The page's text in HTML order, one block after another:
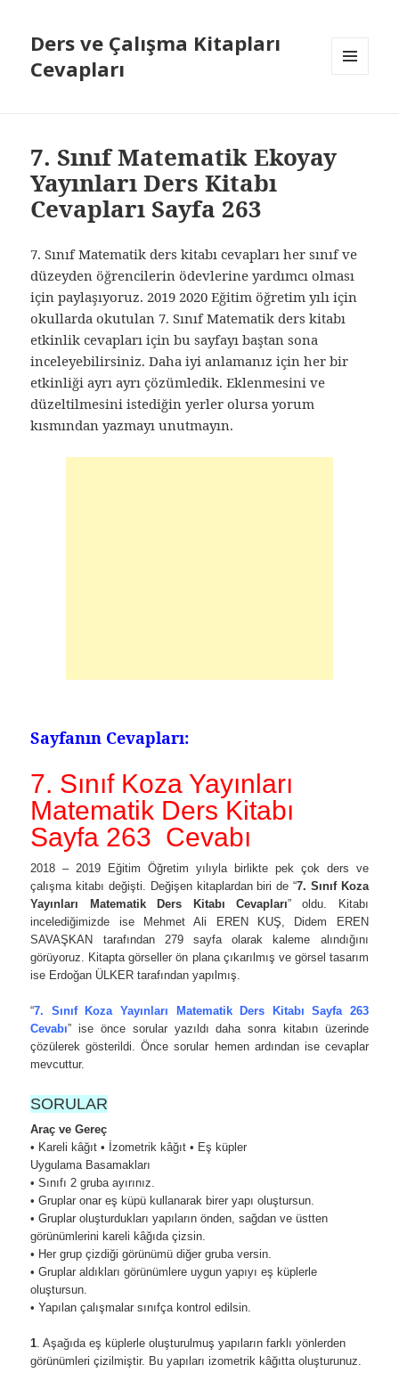
Ders ve Çalışma Kitapları
Cevapları
7. Sınıf Matematik Ekoyay
Yayınları Ders Kitabı
Cevapları Sayfa 263
7. Sınıf Matematik ders kitabı cevapları her sınıf ve
düzeyden öğrencilerin ödevlerine yardımcı olması
için paylaşıyoruz. 2019 2020 Eğitim öğretim yılı için
okullarda okutulan 7. Sınıf Matematik ders kitabı
etkinlik cevapları için bu sayfayı baştan sona
inceleyebilirsiniz. Daha iyi anlamanız için her bir
etkinliği ayrı ayrı çözümledik. Eklenmesini ve
düzeltilmesini istediğin yerler olursa yorum
kısmından yazmayı unutmayın.
Sayfanın Cevapları:
7. Sınıf Koza Yayınları
Matematik Ders Kitabı
Sayfa 263 Cevabı
2018 – 2019 Eğitim Öğretim yılıyla birlikte pek çok ders ve
çalışma kitabı değişti. Değişen kitaplardan biri de “7. Sınıf Koza
Yayınları Matematik Ders Kitabı Cevapları” oldu. Kitabı
incelediğimizde ise Mehmet Ali EREN KUŞ, Didem EREN
SAVAŞKAN tarafından 279 sayfa olarak kaleme alındığını
görüyoruz. Kitapta görseller ön plana çıkarılmış ve görsel tasarım
ise Erdoğan ÜLKER tarafından yapılmış.
“7. Sınıf Koza Yayınları Matematik Ders Kitabı Sayfa 263
Cevabı” ise önce sorular yazıldı daha sonra kitabın üzerinde
çözülerek gösterildi. Önce sorular hemen ardından ise cevaplar
mevcuttur.
SORULAR
Araç ve Gereç
• Kareli kâğıt • İzometrik kâğıt • Eş küpler
Uygulama Basamakları
• Sınıfı 2 gruba ayırınız.
• Gruplar onar eş küpü kullanarak birer yapı oluştursun.
• Gruplar oluşturdukları yapıların önden, sağdan ve üstten
görünümlerini kareli kâğıda çizsin.
• Her grup çizdiği görünümü diğer gruba versin.
• Gruplar aldıkları görünümlere uygun yapıyı eş küplerle
oluştursun.
• Yapılan çalışmalar sınıfça kontrol edilsin.
1. Aşağıda eş küplerle oluşturulmuş yapıların farklı yönlerden
görünümleri çizilmiştir. Bu yapıları izometrik kâğıtta oluşturunuz.